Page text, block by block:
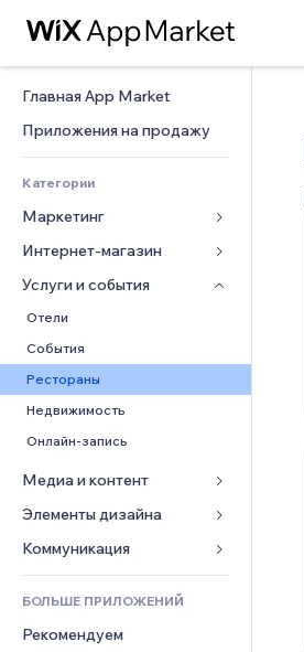
Главная App Market
Приложения на продажу
Категории
Маркетинг
Реклама
Моб. версия
Веб-аналитика
Соцсети
SEO
Вовлеченность
Списки сайтов
Интернет-магазин
Приложения для магазинов
Доставка
Кнопки продаж
Онлайн-курсы
Печать по требованию
Бухгалтерский учет
Цены и подписки
Услуги и события
Отели
События
Рестораны
Недвижимость
Онлайн-запись
Медиа и контент
Галерея
Музыка
Подкасты
Фотография
Видео
Элементы дизайна
Карты и навигация
Конфиденциальность и
безопасность
Часы
Формы
Опросы
БОЛЬШЕ ПРИЛОЖЕНИЙ
Рекомендуем